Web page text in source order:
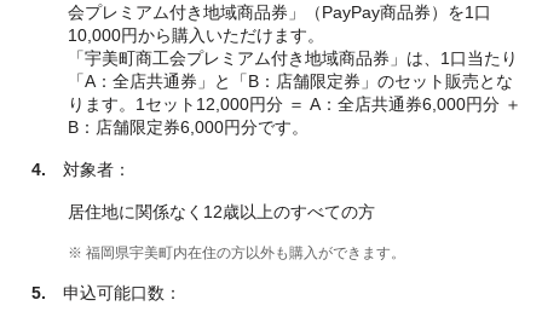
会プレミアム付き地域商品券」（PayPay商品券）を1口
10,000円から購入いただけます。
「宇美町商工会プレミアム付き地域商品券」は、1口当たり
「A：全店共通券」と「B：店舗限定券」のセット販売とな
ります。1セット12,000円分 ＝ A：全店共通券6,000円分 ＋
B：店舗限定券6,000円分です。
4. 対象者：
居住地に関係なく12歳以上のすべての方
※ 福岡県宇美町内在住の方以外も購入ができます。
5. 申込可能口数：